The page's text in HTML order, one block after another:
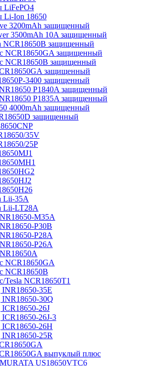
LiFePO4
Li-Ion 18650
3200mAh защищенный
3500mAh 10A защищенный
NCR18650B защищенный
NCR18650GA защищенный
NCR18650B защищенный
защищенный
3400 защищенный
P1840A защищенный
P1835A защищенный
4000mAh защищенный
защищенный
35V
25P
Lii-35A
Lii-LT28A
M35A
P30B
P28A
P26A
NCR18650GA
NCR18650B
Tesla NCR18650T1
INR18650-35E
INR18650-30Q
ICR18650-26J
ICR18650-26J-3
ICR18650-26H
INR18650-25R
выпуклый плюс
US18650VTC6